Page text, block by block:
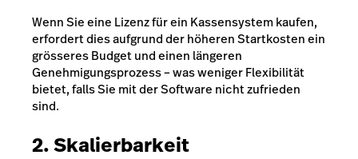
Wenn Sie eine Lizenz für ein Kassensystem kaufen,
erfordert dies aufgrund der höheren Startkosten ein
grösseres Budget und einen längeren
Genehmigungsprozess – was weniger Flexibilität
bietet, falls Sie mit der Software nicht zufrieden
sind.
2. Skalierbarkeit